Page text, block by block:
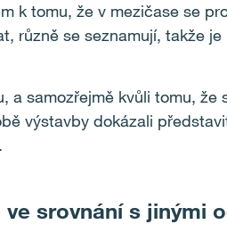
k tomu, že v mezičase se
různě se seznamují, takže
samozřejmě kvůli tomu, že
výstavby dokázali
srovnání s jinými